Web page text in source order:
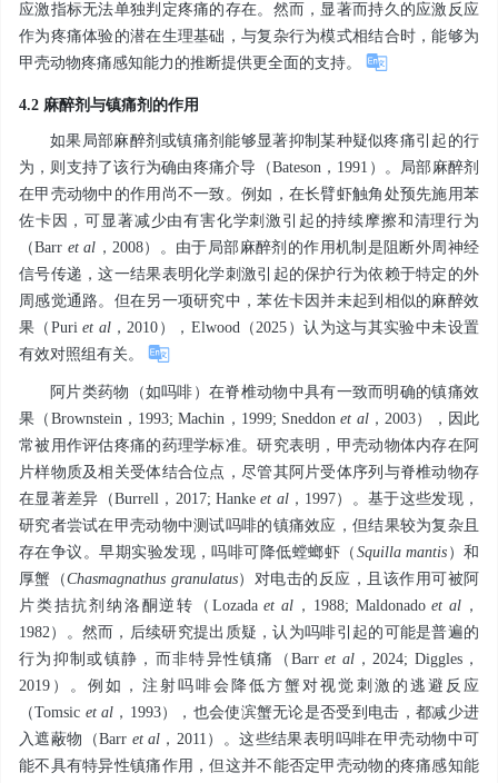
应激指标无法单独判定疼痛的存在。然而，显著而持久的应激反应
作为疼痛体验的潜在生理基础，与复杂行为模式相结合时，能够为
甲壳动物疼痛感知能力的推断提供更全面的支持。
4.2 麻醉剂与镇痛剂的作用
如果局部麻醉剂或镇痛剂能够显著抑制某种疑似疼痛引起的行
为，则支持了该行为确由疼痛介导（Bateson，1991）。局部麻醉剂
在甲壳动物中的作用尚不一致。例如，在长臂虾触角处预先施用苯
佐卡因，可显著减少由有害化学刺激引起的持续摩擦和清理行为
（Barr et al ，2008）。由于局部麻醉剂的作用机制是阻断外周神经
信号传递，这一结果表明化学刺激引起的保护行为依赖于特定的外
周感觉通路。但在另一项研究中，苯佐卡因并未起到相似的麻醉效
果（Puriet al，2010），Elwood（2025）认为这与其实验中未设置
有效对照组有关。
阿片类药物（如吗啡）在脊椎动物中具有一致而明确的镇痛效
果（Brownstein，1993; Machin，1999; Sneddonet al，2003），因此
常被用作评估疼痛的药理学标准。研究表明，甲壳动物体内存在阿
片样物质及相关受体结合位点，尽管其阿片受体序列与脊椎动物存
在显著差异（Burrell，2017; Hankeet al，1997）。基于这些发现，
研究者尝试在甲壳动物中测试吗啡的镇痛效应，但结果较为复杂且
存在争议。早期实验发现，吗啡可降低螳螂虾（ Squilla mantis ）和
厚蟹（Chasmagnathus granulatus）对电击的反应，且该作用可被阿
片类拮抗剂纳洛酮逆转（Lozadaet al ，1988; Maldonadoet al ，
1982）。然而，后续研究提出质疑，认为吗啡引起的可能是普遍的
行为抑制或镇静，而非特异性镇痛（Barret al，2024; Diggles，
2019）。例如，注射吗啡会降低方蟹对视觉刺激的逃避反应
（Tomsic et al，1993），也会使滨蟹无论是否受到电击，都减少进
入遮蔽物（Barr et al，2011）。这些结果表明吗啡在甲壳动物中可
能不具有特异性镇痛作用，但这并不能否定甲壳动物的疼痛感知能